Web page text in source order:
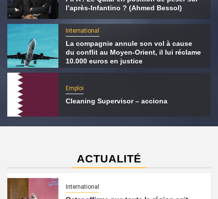
l’après-Infantino ? (Ahmed Bessol)
International
La compagnie annule son vol à cause
du conflit au Moyen-Orient, il lui réclame
10.000 euros en justice
Emploi
Cleaning Supervisor – acciona
ACTUALITÉ
International